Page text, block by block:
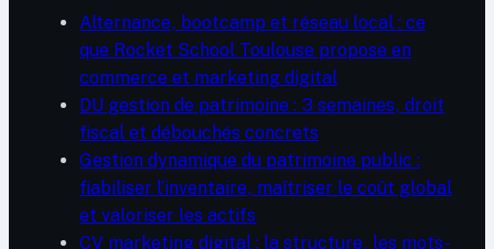
Alternance, bootcamp et réseau local : ce
que Rocket School Toulouse propose en
commerce et marketing digital
DU gestion de patrimoine : 3 semaines, droit
fiscal et débouchés concrets
Gestion dynamique du patrimoine public :
fiabiliser l’inventaire, maîtriser le coût global
et valoriser les actifs
CV marketing digital : la structure, les mots-